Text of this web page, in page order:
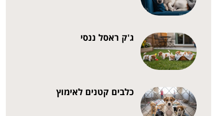
ג'ק ראסל ננסי
כלבים קטנים לאימוץ